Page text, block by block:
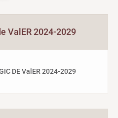
ValER 2024-2029
DE ValER 2024-2029